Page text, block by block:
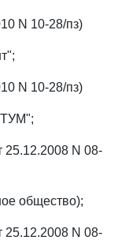
N 10-28/пз)
N 10-28/пз)
N 08-
общество);
N 08-